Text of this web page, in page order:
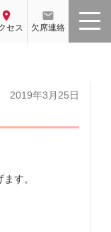
location_on
セス
email
欠席連絡
投
日:
2019年3月25日
す。